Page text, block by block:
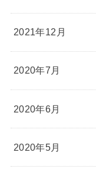
2021年12月
2020年7月
2020年6月
2020年5月